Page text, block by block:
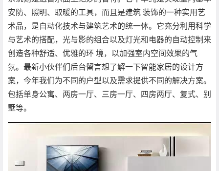
安防、照明、取暖的工具，而且是建筑 装饰的一种实用艺
术品，是自动化技术与建筑艺术的统一体。它充分利用科学
与艺术的搭配，光与影的组合以及灯光和电器的自动控制来
创造各种舒适、优雅的环 境，以加强室内空间效果的气
氛。最新小伙伴们后台留言想了解一下智能家居的设计方
案，今年我们为不同的户型以及需求提供不同的解决方案。
包括单身公寓、两房一厅、三房一厅、四房两厅、复式、别
墅等。